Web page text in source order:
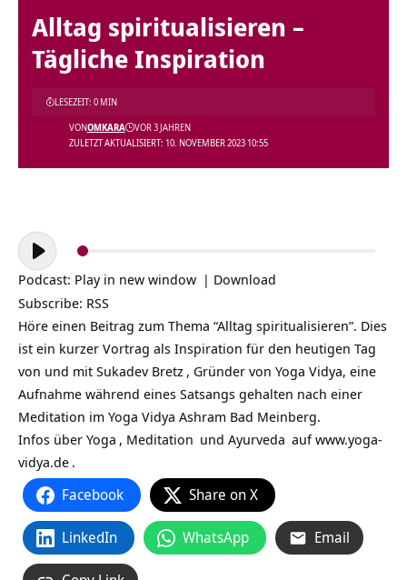
Alltag spiritualisieren –
Tägliche Inspiration
ZULETZT AKTUALISIERT: 10. NOVEMBER 2023 10:55
VONOMKARA VOR 3 JAHREN
LESEZEIT: 0 MIN
Audio-
Player
Podcast: Play in new window | Download
Subscribe: RSS
Höre einen Beitrag zum Thema “Alltag spiritualisieren”. Dies
ist ein kurzer Vortrag als Inspiration für den heutigen Tag
von und mit Sukadev Bretz , Gründer von Yoga Vidya, eine
Aufnahme während eines Satsangs gehalten nach einer
Meditation im Yoga Vidya Ashram Bad Meinberg.
Infos über Yoga , Meditation und Ayurveda aufwww.yoga-
vidya.de .
Facebook Share on X
LinkedIn WhatsApp Email